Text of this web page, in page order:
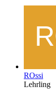
ROssi
Lehrling